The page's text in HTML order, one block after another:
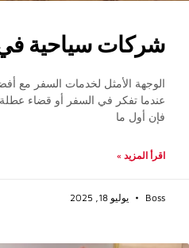
شركات سياحية في
الوجهة الأمثل لخدمات السفر مع
عندما تفكر في السفر أو قضاء
فإن أول ما
اقرأ المزيد »
Boss يوليو 18, 2025